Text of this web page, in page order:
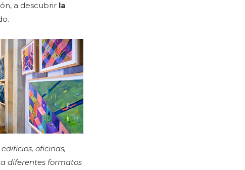
a descubrir la
oficinas,
diferentes formatos